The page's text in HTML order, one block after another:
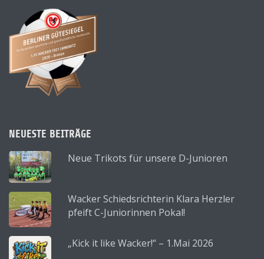
NEUESTE BEITRÄGE
Neue Trikots für unsere D-Junioren
Wacker Schiedsrichterin Klara Herzler
pfeift C-Juniorinnen Pokal!
„Kick it like Wacker!“ – 1.Mai 2026